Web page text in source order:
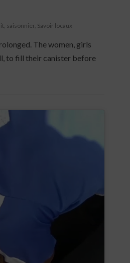
saisonnier Savoir locaux
The women, girls
to fill their canister before